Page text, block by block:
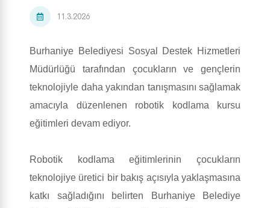
11.3.2026
Burhaniye Belediyesi Sosyal Destek Hizmetleri
Müdürlüğü tarafından çocukların ve gençlerin
teknolojiyle daha yakından tanışmasını sağlamak
amacıyla düzenlenen robotik kodlama kursu
eğitimleri devam ediyor.
Robotik kodlama eğitimlerinin çocukların
teknolojiye üretici bir bakış açısıyla yaklaşmasına
katkı sağladığını belirten Burhaniye Belediye